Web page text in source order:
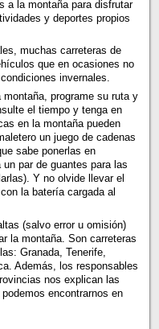
a la montaña para disfrutar
y deportes propios
muchas carreteras de
que en ocasiones no
invernales.
programe su ruta y
el tiempo y tenga en
en la montaña pueden
un juego de cadenas
sabe ponerlas en
par de guantes para las
Y no olvide llevar el
la batería cargada al
(salvo error u omisión)
la montaña. Son carreteras
Granada, Tenerife,
Además, los responsables
nos explican las
encontrarnos en